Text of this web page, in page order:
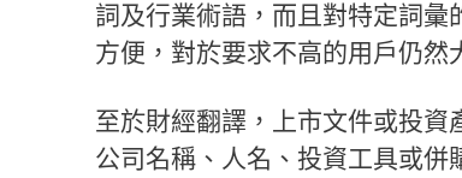
詞及行業術語，而且對特定詞
方便，對於要求不高的用戶仍然
至於財經翻譯，上市文件或投
公司名稱、人名、投資工具或